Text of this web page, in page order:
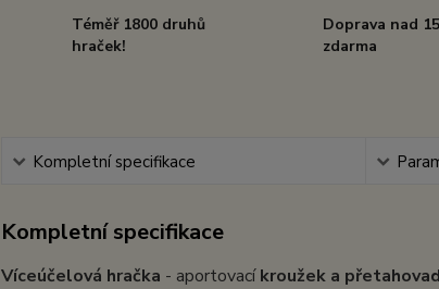
Téměř 1800 druhů
hraček!
Doprava nad
zdarma
Kompletní specifikace
Kompletní specifikace
Víceúčelová hračka - aportovacíkroužek a